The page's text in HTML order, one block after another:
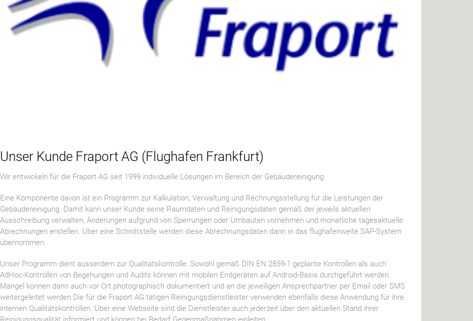
Unser Kunde Fraport AG (Flughafen Frankfurt)
Wir entwickeln für die Fraport AG seit 1999 individuelle Lösungen im Bereich der Gebäudereinigung.
Eine Komponente davon ist ein Programm zur Kalkulation, Verwaltung und Rechnungsstellung für die Leistungen der
Gebäudereinigung. Damit kann unser Kunde seine Raumdaten und Reinigungsdaten gemäß der jeweils aktuellen
Ausschreibung verwalten, Änderungen aufgrund von Sperrungen oder Umbauten vornehmen und monatliche tagesaktuelle
Abrechnungen erstellen. Über eine Schnittstelle werden diese Abrechnungsdaten dann in das flughafenweite SAP-System
übernommen.
Unser Programm dient ausserdem zur Qualitätskontrolle. Sowohl gemäß DIN EN 2859-1 geplante Kontrollen als auch
AdHoc-Kontrollen von Begehungen und Audits können mit mobilen Endgeräten auf Android-Basis durchgeführt werden.
Mängel können dann auch vor Ort photographisch dokumentiert und an die jeweiligen Ansprechpartner per Email oder SMS
weitergeleitet werden.Die für die Fraport AG tätigen Reinigungsdienstleister verwenden ebenfalls diese Anwendung für ihre
internen Qualitätskontrollen. Über eine Webseite sind die Dienstleister auch jederzeit über den aktuellen Stand ihrer